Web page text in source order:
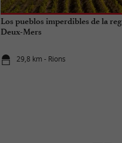
Los pueblos imperdibles de la
Deux-Mers
29,8 km - Rions